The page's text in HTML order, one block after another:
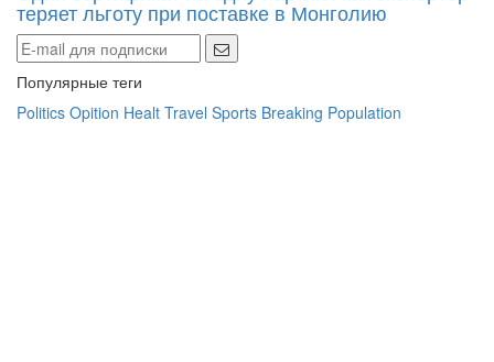
теряет льготу при поставке в Монголию
Популярные теги
Politics Opition Healt Travel Sports Breaking Population